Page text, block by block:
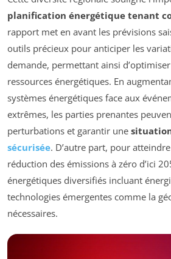
planification énergétique tenant
rapport met en avant les prévisions
outils précieux pour anticiper les
demande, permettant ainsi
ressources énergétiques. En
systèmes énergétiques face aux
extrêmes, les parties prenantes
perturbations et garantir une
sécurisée. D’autre part, pour
réduction des émissions à zéro d’ici
énergétiques diversifiés incluant
technologies émergentes comme la
nécessaires.